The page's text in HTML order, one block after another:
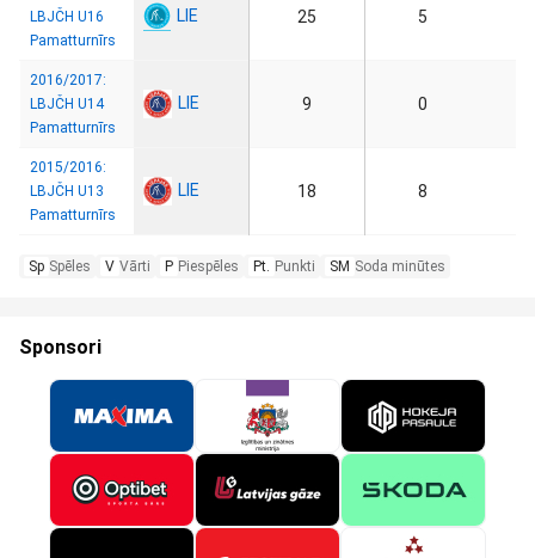
LBJČH U16
Pamatturnīrs
LIE 25 5
2016/2017:
LBJČH U14
Pamatturnīrs
LIE 9 0
2015/2016:
LBJČH U13
Pamatturnīrs
LIE 18 8
Sp Spēles V Vārti P Piespēles Pt. Punkti SM Soda minūtes
Sponsori